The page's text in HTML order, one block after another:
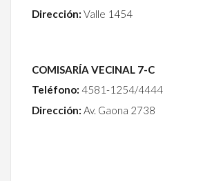
Dirección: Valle 1454
COMISARÍA VECINAL 7-C
Teléfono: 4581-1254/4444
Dirección: Av. Gaona 2738